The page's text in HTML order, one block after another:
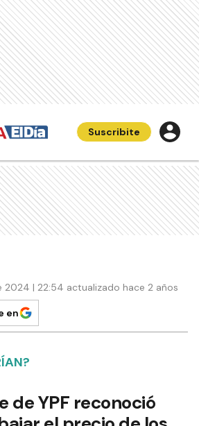
Suscribite
| 22:54 actualizado hace 2 años
en
de YPF reconoció